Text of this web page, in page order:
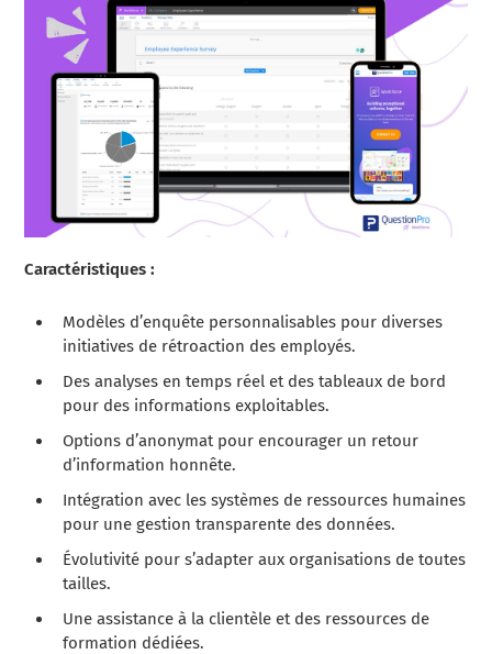
Caractéristiques :
Modèles d’enquête personnalisables pour diverses
initiatives de rétroaction des employés.
Des analyses en temps réel et des tableaux de bord
pour des informations exploitables.
Options d’anonymat pour encourager un retour
d’information honnête.
Intégration avec les systèmes de ressources humaines
pour une gestion transparente des données.
Évolutivité pour s’adapter aux organisations de toutes
tailles.
Une assistance à la clientèle et des ressources de
formation dédiées.